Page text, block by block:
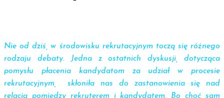
Nie od dziś, w środowisku rekrutacyjnym toczą się różnego
rodzaju debaty. Jedna z ostatnich dyskusji, dotycząca
pomysłu płacenia kandydatom za udział w procesie
rekrutacyjnym, skłoniła nas do zastanowienia się nad
relacją pomiędzy rekruterem i kandydatem. Bo choć sam